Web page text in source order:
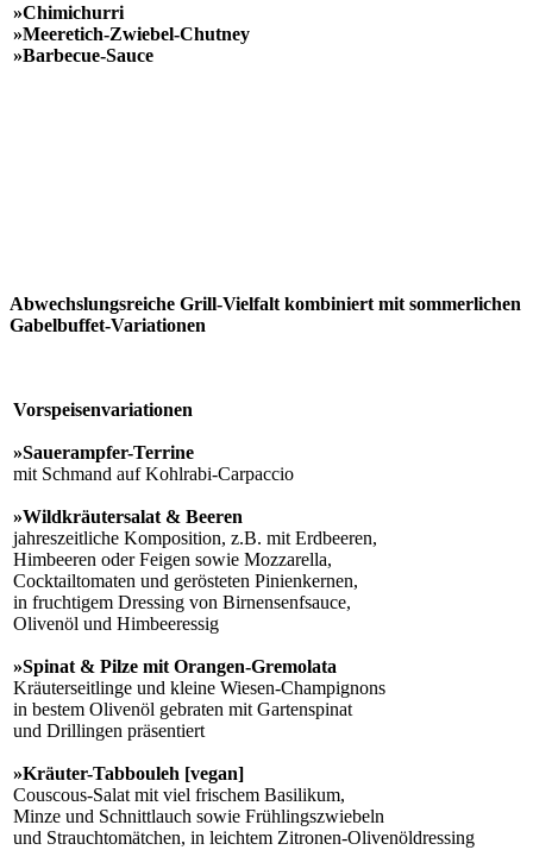
»Chimichurri
»Meeretich-Zwiebel-Chutney
»Barbecue-Sauce
Abwechslungsreiche Grill-Vielfalt kombiniert mit sommerlichen
Gabelbuffet-Variationen
Vorspeisenvariationen
»Sauerampfer-Terrine
mit Schmand auf Kohlrabi-Carpaccio
»Wildkräutersalat & Beeren
jahreszeitliche Komposition, z.B. mit Erdbeeren,
Himbeeren oder Feigen sowie Mozzarella,
Cocktailtomaten und gerösteten Pinienkernen,
in fruchtigem Dressing von Birnensenfsauce,
Olivenöl und Himbeeressig
»Spinat & Pilze mit Orangen-Gremolata
Kräuterseitlinge und kleine Wiesen-Champignons
in bestem Olivenöl gebraten mit Gartenspinat
und Drillingen präsentiert
»Kräuter-Tabbouleh [vegan]
Couscous-Salat mit viel frischem Basilikum,
Minze und Schnittlauch sowie Frühlingszwiebeln
und Strauchtomätchen, in leichtem Zitronen-Olivenöldressing